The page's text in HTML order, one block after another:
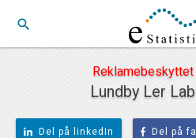
search
Lundby Ler
Del på linkedIn Del på